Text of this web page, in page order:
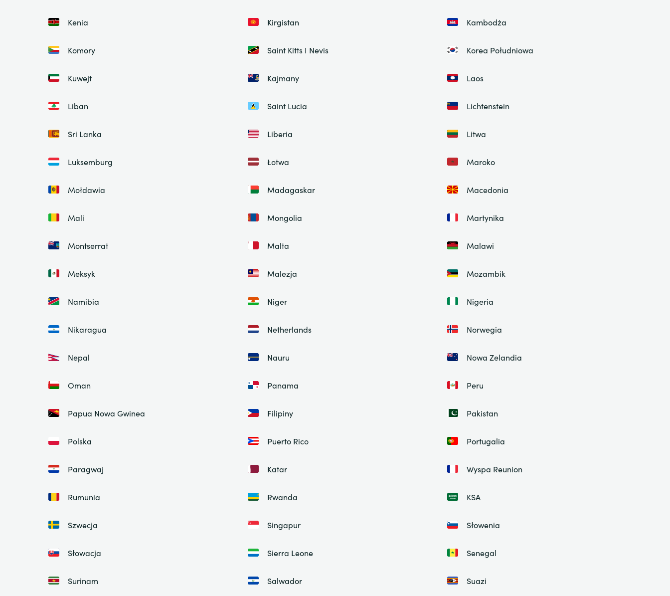
Kenia Kirgistan Kambodża
Komory Saint Kitts I Nevis Korea Południowa
Kuwejt Kajmany Laos
Liban Saint Lucia Lichtenstein
Sri Lanka Liberia Litwa
Luksemburg Łotwa Maroko
Mołdawia Madagaskar Macedonia
Mali Mongolia Martynika
Montserrat Malta Malawi
Meksyk Malezja Mozambik
Namibia Niger Nigeria
Nikaragua Netherlands Norwegia
Nepal Nauru Nowa Zelandia
Oman Panama Peru
Papua Nowa Gwinea Filipiny Pakistan
Polska Puerto Rico Portugalia
Paragwaj Katar Wyspa Reunion
Rumunia Rwanda KSA
Szwecja Singapur Słowenia
Słowacja Sierra Leone Senegal
Surinam Salwador Suazi